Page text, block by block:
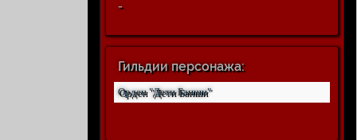
-
Гильдии персонажа:
Орден "Дети Банши"